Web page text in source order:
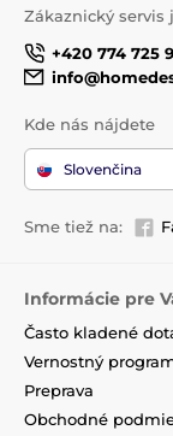
Zákaznický servis
+420 774 725
Kde nás nájdete
Slovenčina
Sme tiež na:
Informácie pre
Často kladené
Vernostný
Preprava
Obchodné